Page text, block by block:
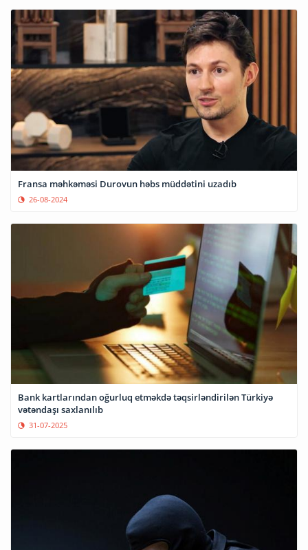
Fransa məhkəməsi Durovun həbs müddətini uzadıb
26-08-2024
Bank kartlarından oğurluq etməkdə təqsirləndirilən Türkiyə
vətəndaşı saxlanılıb
31-07-2025